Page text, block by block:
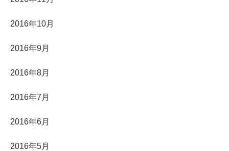
2016年10月
2016年9月
2016年8月
2016年7月
2016年6月
2016年5月